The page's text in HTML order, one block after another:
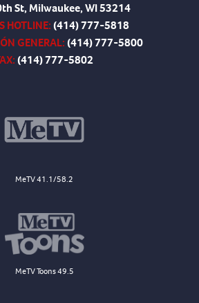
St, Milwaukee, WI 53214
HOTLINE:(414) 777-5818
GENERAL:(414) 777-5800
(414) 777-5802
MeTV 41.1/58.2
MeTV Toons 49.5